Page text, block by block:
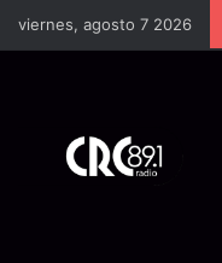
viernes, agosto 7 2026